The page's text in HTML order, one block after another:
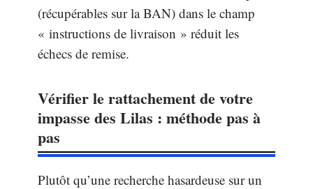
(récupérables sur la BAN) dans le champ
« instructions de livraison » réduit les
échecs de remise.
Vérifier le rattachement de votre
impasse des Lilas : méthode pas à
pas
Plutôt qu’une recherche hasardeuse sur un